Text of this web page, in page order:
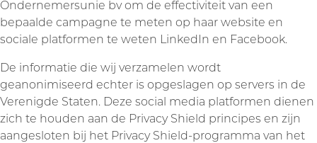
Ondernemersunie bv om de effectiviteit van een
bepaalde campagne te meten op haar website en
sociale platformen te weten LinkedIn en Facebook.
De informatie die wij verzamelen wordt
geanonimiseerd echter is opgeslagen op servers in de
Verenigde Staten. Deze social media platformen dienen
zich te houden aan de Privacy Shield principes en zijn
aangesloten bij het Privacy Shield-programma van het